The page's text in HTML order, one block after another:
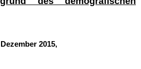
2015,